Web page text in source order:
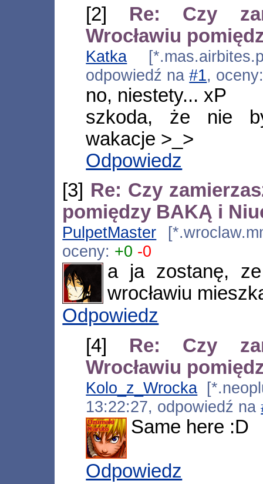
[2] Re: Czy
Wrocławiu
Katka
odpowiedź na#1,
no, niestety... xP
szkoda, że nie
wakacje >_>
Odpowiedz
[3] Re: Czy
pomiędzy BAKĄ i
PulpetMaster
oceny: +0 -0
a ja zostanę,
wrocławiu
Odpowiedz
[4] Re: Czy
Wrocławiu
Kolo_z_Wrocka
13:22:27, odpowiedź na
Same here :D
Odpowiedz